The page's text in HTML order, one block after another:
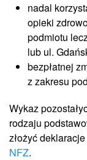
nadal
opieki
podmiotu
lub ul.
bezpłatnej
z zakresu
Wykaz
rodzaju
złożyć
NFZ.